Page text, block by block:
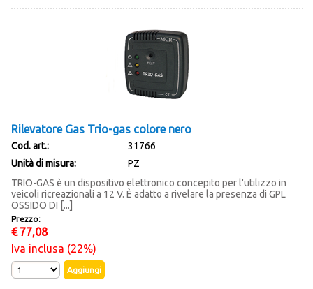
Rilevatore Gas Trio-gas colore nero
Cod. art.:
31766
Unità di misura:
PZ
TRIO-GAS è un dispositivo elettronico concepito per l'utilizzo in
veicoli ricreazionali a 12 V. È adatto a rivelare la presenza di GPL
OSSIDO DI [...]
Prezzo:
€ 77,08
Iva inclusa (22%)